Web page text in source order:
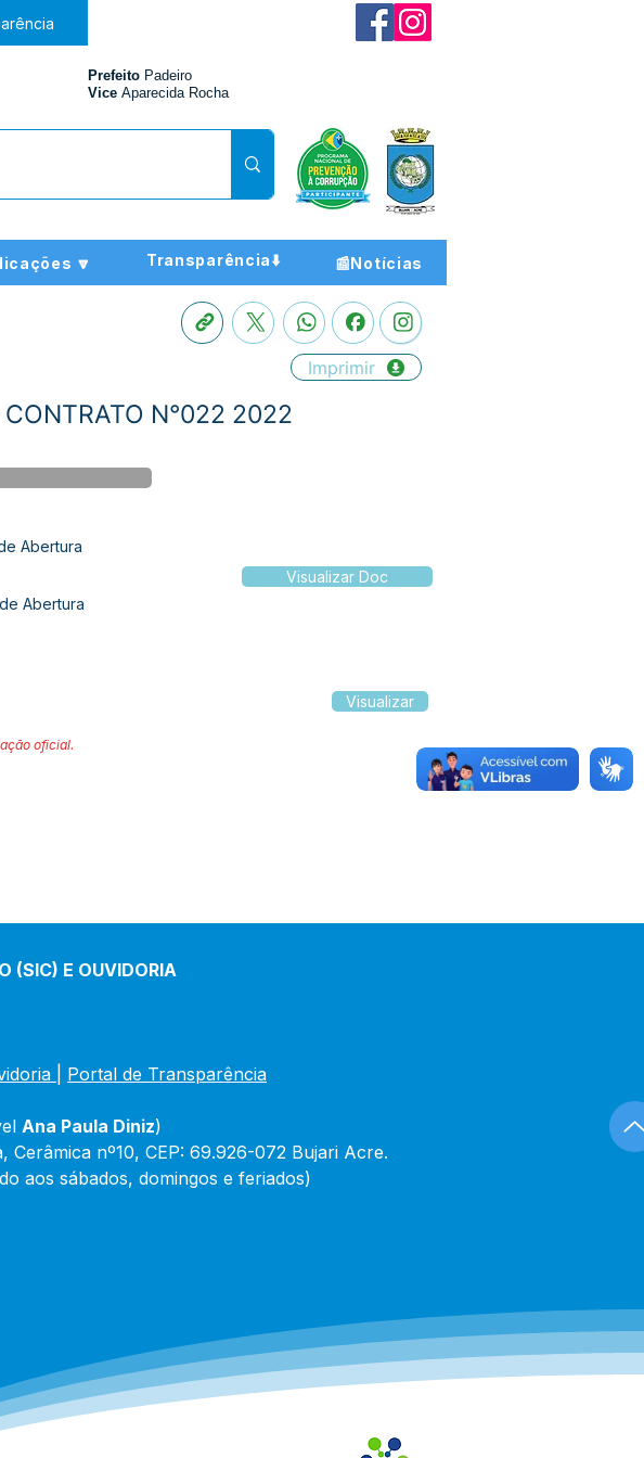
Prefeito Padeiro
Vice Aparecida Rocha
🔽 Transparência⬇️ 📰Notícias
Imprimir
N°022 2022
Abertura
Abertura
Visualizar Doc
Visualizar
oficial.
(SIC) E OUVIDORIA
Portal de Transparência
Ana Paula Diniz)
Cerâmica nº10, CEP: 69.926-072 Bujari Acre.
aos sábados, domingos e feriados)